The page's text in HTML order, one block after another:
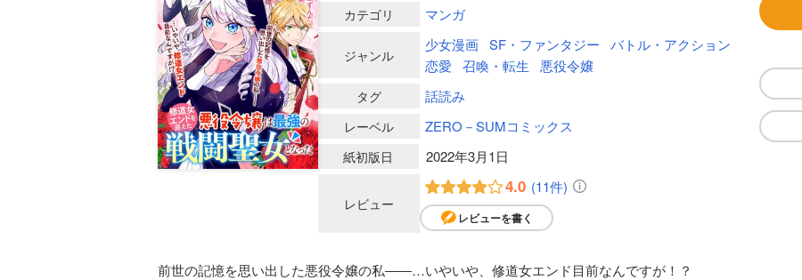
カテゴリ マンガ
ジャンル
少女漫画 SF・ファンタジー
バトル・アクション
恋愛
召喚・転生 悪役令嬢
タグ 話読み
レーベル ZERO－SUMコミックス
紙初版日 2022年3月1日
レビュー
4.0 (11件)
レビューを書く
前世の記憶を思い出した悪役令嬢の私――…いやいや、修道女エンド目前なんですが！？